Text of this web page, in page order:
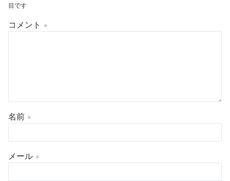
目です
コメント ※
名前 ※
メール ※